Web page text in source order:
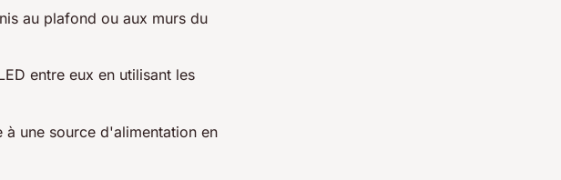
au plafond ou aux murs du
entre eux en utilisant les
à une source d'alimentation en